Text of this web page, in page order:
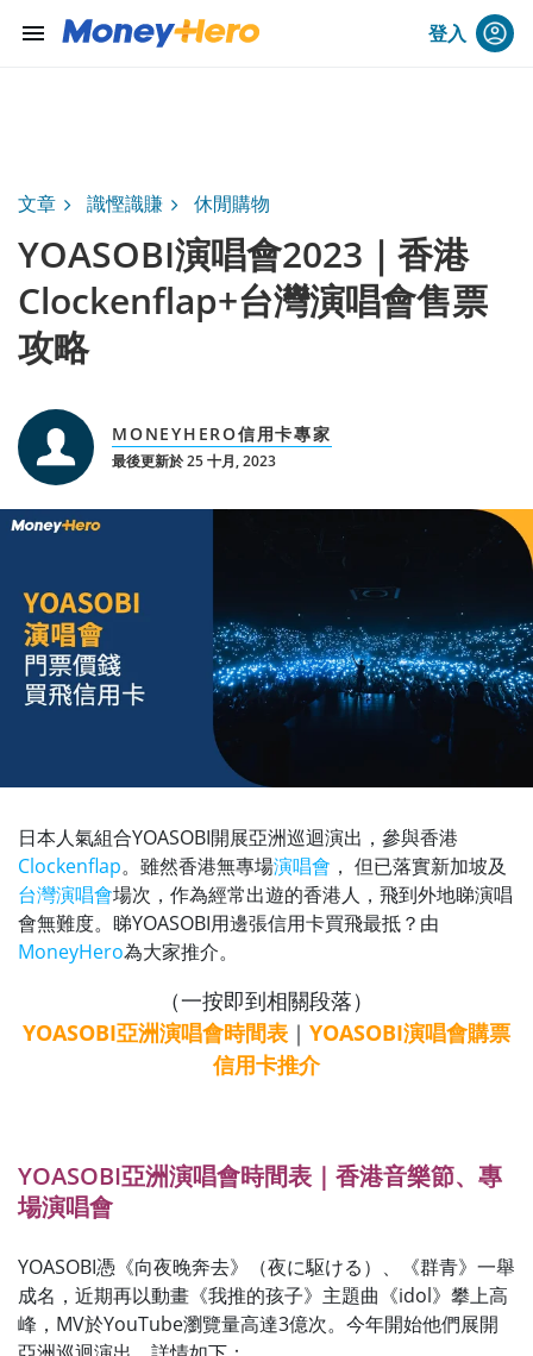
menu 登入
文章 識慳識賺 休閒購物
YOASOBI演唱會2023｜香港
Clockenflap+台灣演唱會售票
攻略
MONEYHERO信用卡專家
最後更新於 25 十月, 2023
日本人氣組合YOASOBI開展亞洲巡迴演出，參與香港
Clockenflap。雖然香港無專場演唱會 ， 但已落實新加坡及
台灣演唱會場次，作為經常出遊的香港人，飛到外地睇演唱
會無難度。睇YOASOBI用邊張信用卡買飛最抵？由
MoneyHero為大家推介。
（一按即到相關段落）
YOASOBI亞洲演唱會時間表 ｜ YOASOBI演唱會購票
信用卡推介
YOASOBI亞洲演唱會時間表｜香港音樂節、專
場演唱會
YOASOBI憑《向夜晚奔去》（夜に駆ける）、《群青》一舉
成名，近期再以動畫《我推的孩子》主題曲《idol》攀上高
峰，MV於YouTube瀏覽量高達3億次。今年開始他們展開